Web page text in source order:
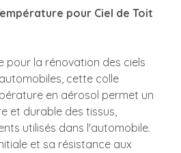
pour Ciel de Toit
pour la rénovation des ciels
cette colle
en aérosol permet un
et durable des tissus,
utilisés dans l'automobile.
et sa résistance aux